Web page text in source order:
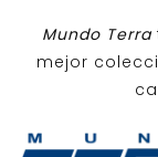
Mundo Terra
mejor